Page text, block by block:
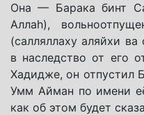
Она — Барака бинт
Аллаh),
(салляллаху аляйхи
в наследство от его
Хадидже, он отпустил
Умм Айман по имени
как об этом будет